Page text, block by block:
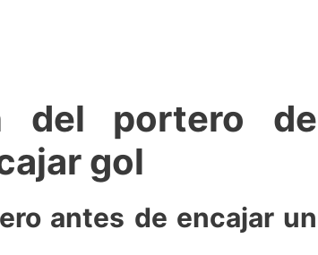
del portero de
gol
antes de encajar un